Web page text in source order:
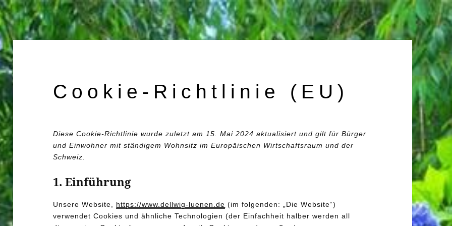
Cookie-Richtlinie (EU)
Diese Cookie-Richtlinie wurde zuletzt am 15. Mai 2024 aktualisiert und gilt für Bürger
und Einwohner mit ständigem Wohnsitz im Europäischen Wirtschaftsraum und der
Schweiz.
1. Einführung
Unsere Website, https://www.dellwig-luenen.de (im folgenden: „Die Website“)
verwendet Cookies und ähnliche Technologien (der Einfachheit halber werden all